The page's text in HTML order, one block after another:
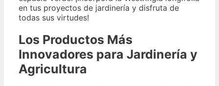
en tus proyectos de jardinería y disfruta de
todas sus virtudes!
Los Productos Más
Innovadores para Jardinería y
Agricultura